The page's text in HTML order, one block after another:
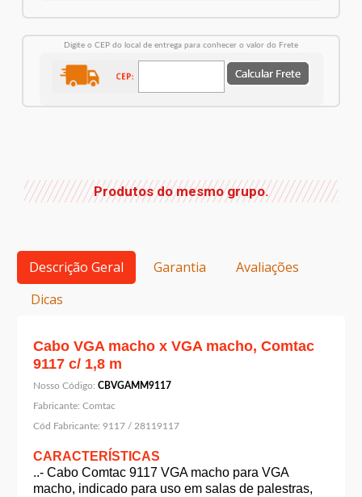
Digite o CEP do local de entrega para conhecer o valor do Frete
Produtos do mesmo grupo.
Descrição Geral Garantia
Avaliações
Dicas
Cabo VGA macho x VGA macho, Comtac
9117 c/ 1,8 m
Nosso Código: CBVGAMM9117
Fabricante: Comtac
Cód Fabricante: 9117 / 28119117
CARACTERÍSTICAS
..- Cabo Comtac 9117 VGA macho para VGA
macho, indicado para uso em salas de palestras,